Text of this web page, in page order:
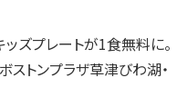
ズプレートが1食無料に。
ストンプラザ草津びわ湖・